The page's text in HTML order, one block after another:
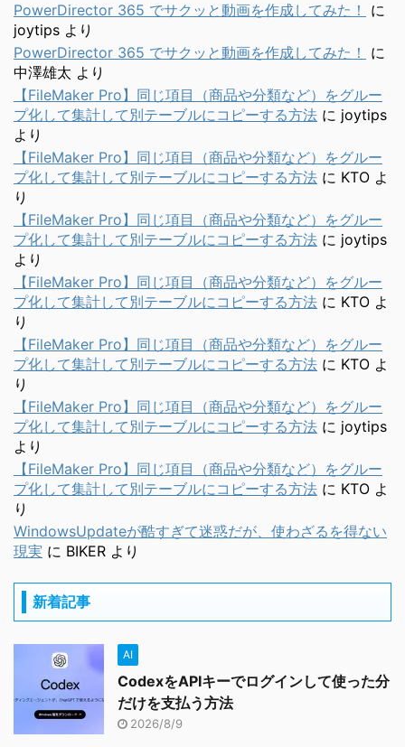
PowerDirector 365 でサクッと動画を作成してみた！
に
joytips より
PowerDirector 365 でサクッと動画を作成してみた！
に
中澤雄太 より
【FileMaker Pro】同じ項目（商品や分類など）をグルー
プ化して集計して別テーブルにコピーする方法 に joytips
より
【FileMaker Pro】同じ項目（商品や分類など）をグルー
プ化して集計して別テーブルにコピーする方法 に KTO よ
り
【FileMaker Pro】同じ項目（商品や分類など）をグルー
プ化して集計して別テーブルにコピーする方法 に joytips
より
【FileMaker Pro】同じ項目（商品や分類など）をグルー
プ化して集計して別テーブルにコピーする方法 に KTO よ
り
【FileMaker Pro】同じ項目（商品や分類など）をグルー
プ化して集計して別テーブルにコピーする方法 に KTO よ
り
【FileMaker Pro】同じ項目（商品や分類など）をグルー
プ化して集計して別テーブルにコピーする方法 に joytips
より
【FileMaker Pro】同じ項目（商品や分類など）をグルー
プ化して集計して別テーブルにコピーする方法 に KTO よ
り
WindowsUpdateが酷すぎて迷惑だが、使わざるを得ない
現実 に BIKER より
新着記事
AI
CodexをAPIキーでログインして使った分
だけを支払う方法
2026/8/9